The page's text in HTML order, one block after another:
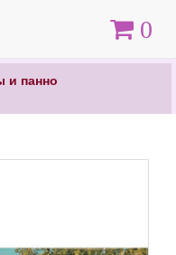
Корзина
0
и панно